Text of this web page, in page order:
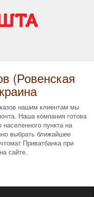
(Ровенская
нашим клиентам мы
Наша компания готова
пункта на
выбрать ближайшее
Приватбанка при
сайте.